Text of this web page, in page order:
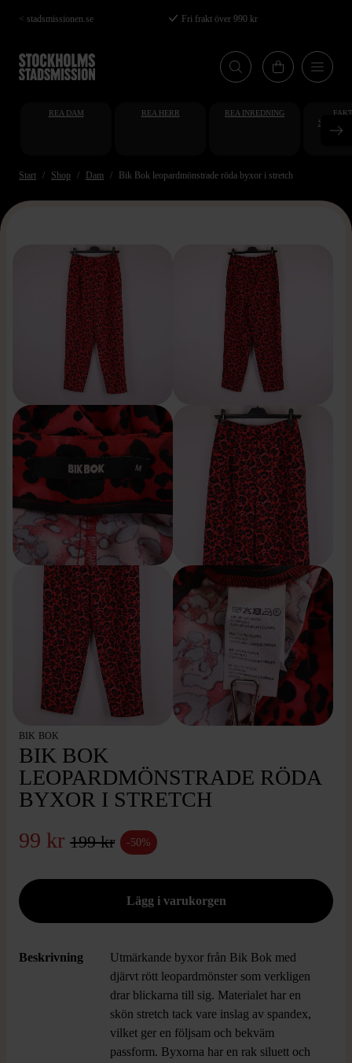
Hoppa
till
huvudinnehåll
< stadsmissionen.se Fri frakt över 990 kr
REA DAM REA HERR REA INREDNING
Start Shop Dam Bik Bok leopardmönstrade röda byxor i stretch
BIK BOK
BIK BOK
LEOPARDMÖNSTRADE RÖDA
BYXOR I STRETCH
99 kr 199 kr -50%
Beskrivning
Utmärkande byxor från Bik Bok med
djärvt rött leopardmönster som verkligen
drar blickarna till sig. Materialet har en
skön stretch tack vare inslag av spandex,
vilket ger en följsam och bekväm
passform. Byxorna har en rak siluett och